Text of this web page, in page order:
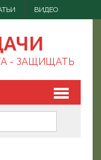
ВИДЕО
- ЗАЩИЩАТЬ